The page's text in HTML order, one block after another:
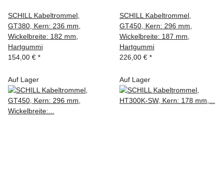
SCHILL Kabeltrommel,
GT380, Kern: 236 mm,
Wickelbreite: 182 mm,
Hartgummi
154,00 € *
SCHILL Kabeltrommel,
GT450, Kern: 296 mm,
Wickelbreite: 187 mm,
Hartgummi
226,00 € *
Auf Lager Auf Lager